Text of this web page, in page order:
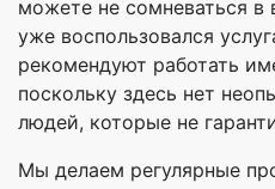
можете не сомневаться
уже воспользовался
рекомендуют работать
поскольку здесь нет
людей, которые не
Мы делаем регулярные